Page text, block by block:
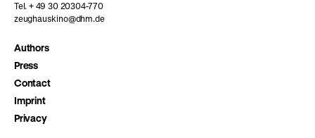
Tel. + 49 30 20304-770
zeughauskino@dhm.de
Authors
Press
Contact
Imprint
Privacy